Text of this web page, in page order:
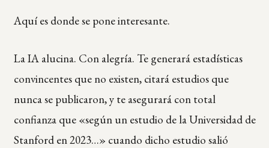
Aquí es donde se pone interesante.
La IA alucina. Con alegría. Te generará estadísticas
convincentes que no existen, citará estudios que
nunca se publicaron, y te asegurará con total
confianza que «según un estudio de la Universidad de
Stanford en 2023…» cuando dicho estudio salió